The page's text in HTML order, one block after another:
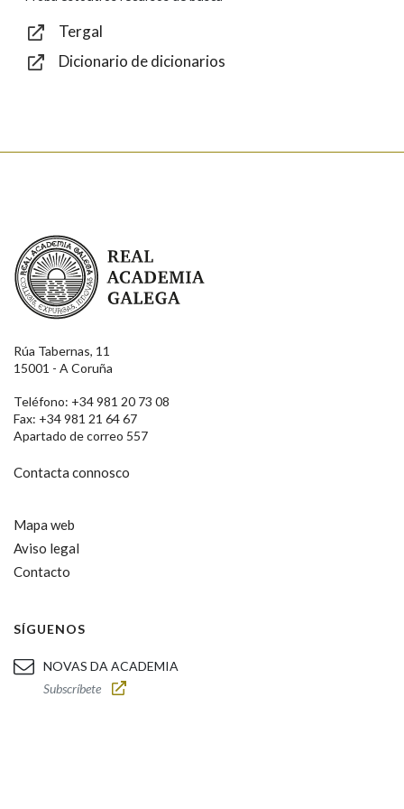
Tergal
Dicionario de dicionarios
Real Academia Galega
Rúa Tabernas, 11
15001 - A Coruña
Teléfono: +34 981 20 73 08
Fax: +34 981 21 64 67
Apartado de correo 557
Contacta connosco
Mapa web
Aviso legal
Contacto
SÍGUENOS
NOVAS DA ACADEMIA
Subscríbete